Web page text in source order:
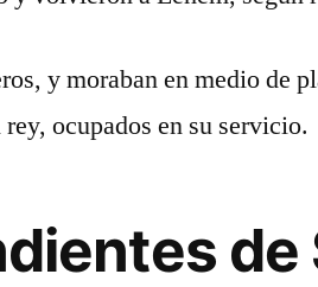
y moraban en medio de
ocupados en su servicio.
de